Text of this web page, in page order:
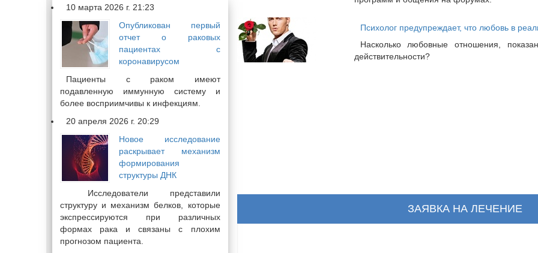
10 марта 2026 г. 21:23
Опубликован первый
отчет о раковых
пациентах с
коронавирусом
Пациенты с раком имеют
подавленную иммунную систему и
более восприимчивы к инфекциям.
20 апреля 2026 г. 20:29
Новое исследование
раскрывает механизм
формирования
структуры ДНК
Исследователи представили
структуру и механизм белков, которые
экспрессируются при различных
формах рака и связаны с плохим
прогнозом пациента.
Психолог предупреждает, что любовь в
Насколько любовные отношения,
действительности?
ЗАЯВКА НА ЛЕЧЕНИЕ